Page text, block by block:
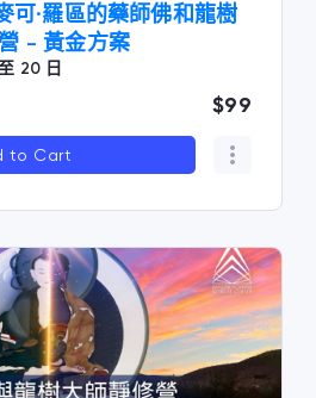
可·羅區的藥師佛和龍樹
- 黃金方案
20 日
$99
to Cart